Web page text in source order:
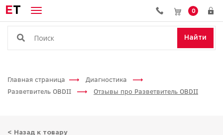
ET 0
Найти
Главная страница
Диагностика
Разветвитель OBDII
Отзывы про Разветвитель OBDII
< Назад к товару